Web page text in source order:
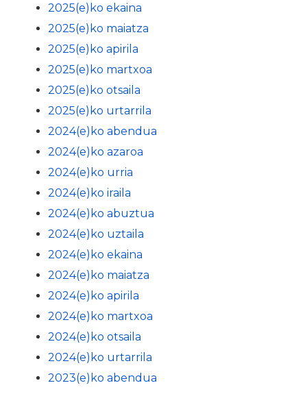
2025(e)ko ekaina
2025(e)ko maiatza
2025(e)ko apirila
2025(e)ko martxoa
2025(e)ko otsaila
2025(e)ko urtarrila
2024(e)ko abendua
2024(e)ko azaroa
2024(e)ko urria
2024(e)ko iraila
2024(e)ko abuztua
2024(e)ko uztaila
2024(e)ko ekaina
2024(e)ko maiatza
2024(e)ko apirila
2024(e)ko martxoa
2024(e)ko otsaila
2024(e)ko urtarrila
2023(e)ko abendua